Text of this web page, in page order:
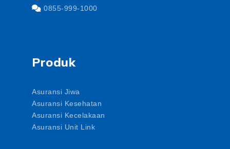
0855-999-1000
Produk
Asuransi Jiwa
Asuransi Kesehatan
Asuransi Kecelakaan
Asuransi Unit Link